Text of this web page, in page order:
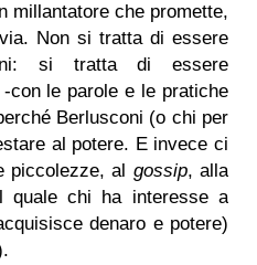
millantatore che promette,
Non si tratta di essere
si tratta di essere
con le parole e le pratiche
Berlusconi (o chi per
al potere. E invece ci
piccolezze, al gossip, alla
quale chi ha interesse a
denaro e potere)